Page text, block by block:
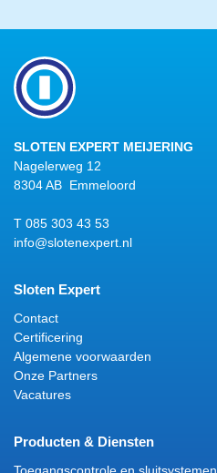
SLOTEN EXPERT MEIJERING
Nagelerweg 12
8304 AB Emmeloord
T 085 303 43 53
info@slotenexpert.nl
Sloten Expert
Contact
Certificering
Algemene voorwaarden
Onze Partners
Vacatures
Producten & Diensten